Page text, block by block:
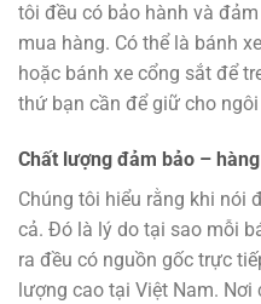
tôi đều có bảo hành và
mua hàng. Có thể là bánh
hoặc bánh xe cổng sắt để
thứ bạn cần để giữ cho
Chất lượng đảm bảo –
Chúng tôi hiểu rằng khi nói
cả. Đó là lý do tại sao mỗi
ra đều có nguồn gốc trực
lượng cao tại Việt Nam.